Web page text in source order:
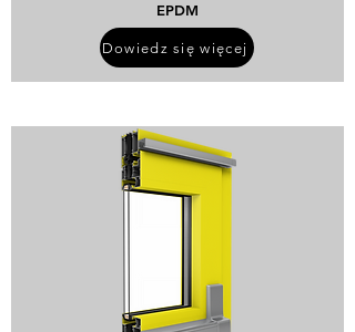
EPDM
Dowiedz się więcej